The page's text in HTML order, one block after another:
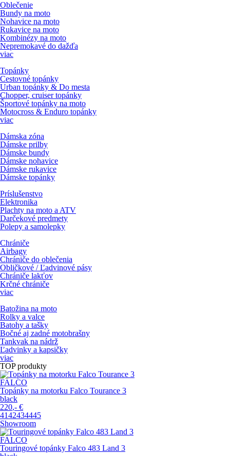
Oblečenie
Bundy na moto
Nohavice na moto
Rukavice na moto
Kombinézy na moto
Nepremokavé do dažďa
viac
Topánky
Cestovné topánky
Urban topánky & Do mesta
Chopper, cruiser topánky
Športové topánky na moto
Motocross & Enduro topánky
viac
Dámska zóna
Dámske prilby
Dámske bundy
Dámske nohavice
Dámske rukavice
Dámske topánky
Príslušenstvo
Elektronika
Plachty na moto a ATV
Darčekové predmety
Polepy a samolepky
Chrániče
Airbagy
Chrániče do oblečenia
Obličkové / Ľadvinové pásy
Chrániče lakťov
Krčné chrániče
viac
Batožina na moto
Rolky a valce
Batohy a tašky
Bočné aj zadné motobrašny
Tankvak na nádrž
Ľadvinky a kapsičky
viac
TOP produkty
FALCO
Topánky na motorku Falco Tourance 3
black
220,- €
4142434445
Showroom
FALCO
Touringové topánky Falco 483 Land 3